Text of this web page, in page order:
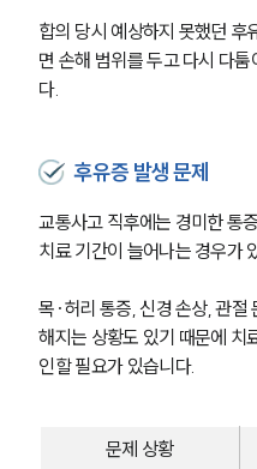
법
뉴스레
대륜법
대륜법
합의 당시 예상하지 못했던 후
면 손해 범위를 두고 다시 다
다.
후유증 발생 문제
교통사고 직후에는 경미한 통
치료 기간이 늘어나는 경우가
목·허리 통증, 신경 손상, 관절
해지는 상황도 있기 때문에 치
인할 필요가 있습니다.
문제 상황